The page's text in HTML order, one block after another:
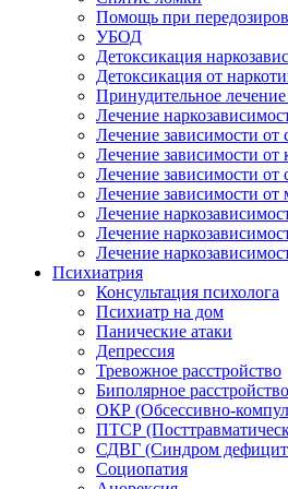
Помощь при
УБОД
Детоксикация
Детоксикация от
Принудительное
Лечение
Лечение зависимости от
Лечение зависимости от
Лечение зависимости от
Лечение зависимости от
Лечение
Лечение
Лечение
Психиатрия
Консультация психолога
Психиатр на дом
Панические атаки
Депрессия
Тревожное расстройство
Биполярное
ОКР (Обсессивно-
ПТСР
СДВГ (Синдром
Социопатия